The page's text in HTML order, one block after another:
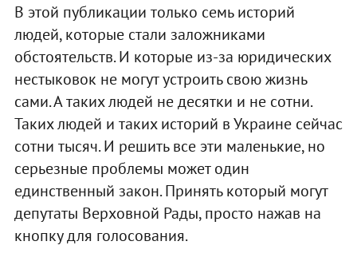
В этой публикации только семь историй
людей, которые стали заложниками
обстоятельств. И которые из-за юридических
нестыковок не могут устроить свою жизнь
сами. А таких людей не десятки и не сотни.
Таких людей и таких историй в Украине сейчас
сотни тысяч. И решить все эти маленькие, но
серьезные проблемы может один
единственный закон. Принять который могут
депутаты Верховной Рады, просто нажав на
кнопку для голосования.